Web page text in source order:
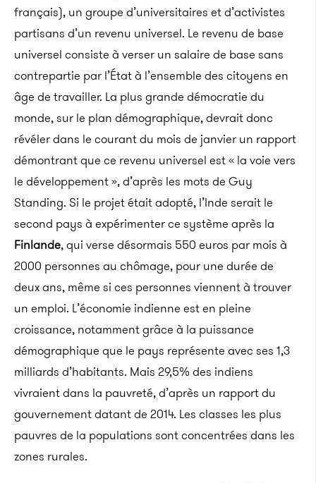
français), un groupe d’universitaires et d’activistes
partisans d’un revenu universel. Le revenu de base
universel consiste à verser un salaire de base sans
contrepartie par l’État à l’ensemble des citoyens en
âge de travailler. La plus grande démocratie du
monde, sur le plan démographique, devrait donc
révéler dans le courant du mois de janvier un rapport
démontrant que ce revenu universel est « la voie vers
le développement », d’après les mots de Guy
Standing. Si le projet était adopté, l’Inde serait le
second pays à expérimenter ce système après la
Finlande, qui verse désormais 550 euros par mois à
2000 personnes au chômage, pour une durée de
deux ans, même si ces personnes viennent à trouver
un emploi. L’économie indienne est en pleine
croissance, notamment grâce à la puissance
démographique que le pays représente avec ses 1,3
milliards d’habitants. Mais 29,5% des indiens
vivraient dans la pauvreté, d’après un rapport du
gouvernement datant de 2014. Les classes les plus
pauvres de la populations sont concentrées dans les
zones rurales.